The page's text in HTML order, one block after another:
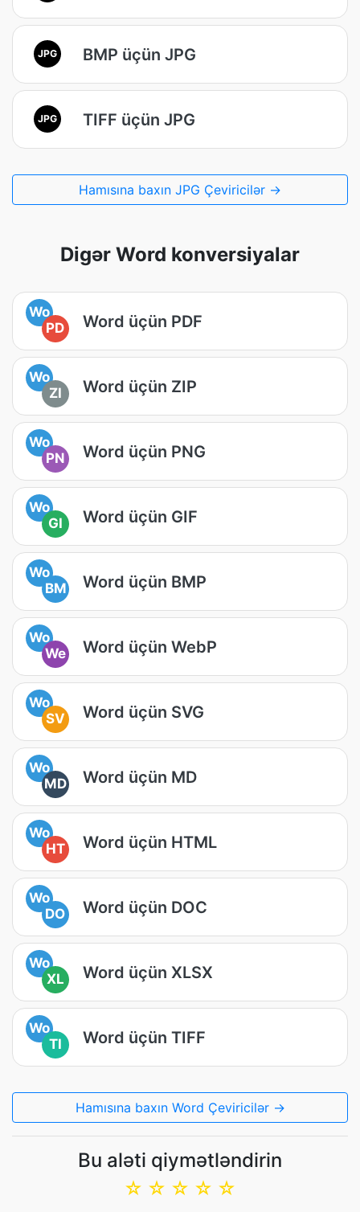
JPG BMP üçün JPG
JPG TIFF üçün JPG
Hamısına baxın JPG Çeviricilər →
Digər Word konversiyalar
Wo
PD
Word üçün PDF
Wo
ZI
Word üçün ZIP
Wo
PN
Word üçün PNG
Wo
GI
Word üçün GIF
Wo
BM
Word üçün BMP
Wo
We
Word üçün WebP
Wo
SV
Word üçün SVG
Wo
MD
Word üçün MD
Wo
HT
Word üçün HTML
Wo
DO
Word üçün DOC
Wo
XL
Word üçün XLSX
Wo
TI
Word üçün TIFF
Hamısına baxın Word Çeviricilər →
Bu aləti qiymətləndirin
☆
☆
☆
☆
☆